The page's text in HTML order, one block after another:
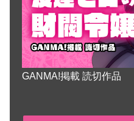
GANMA!掲載 読切作品